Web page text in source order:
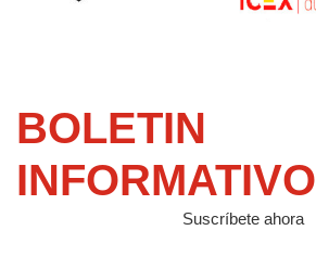
BOLETIN
INFORMATIVO
Suscríbete ahora